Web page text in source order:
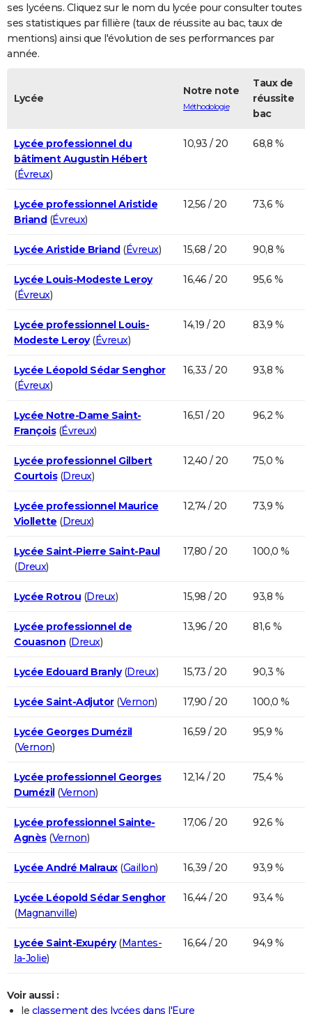
FORUM
Bricolage
Lifestyle
Culture
Television
Voyage
Cinema
ses lycéens. Cliquez sur le nom du lycée pour consulter toutes
ses statistiques par fillière (taux de réussite au bac, taux de
mentions) ainsi que l'évolution de ses performances par
année.
Lycée
Notre note
Méthodologie
Taux de
réussite
bac
Lycée professionnel du
bâtiment Augustin Hébert
(Évreux)
10,93 / 20 68,8 %
Lycée professionnel Aristide
Briand(Évreux)
12,56 / 20 73,6 %
Lycée Aristide Briand(Évreux) 15,68 / 20 90,8 %
Lycée Louis-Modeste Leroy
(Évreux)
16,46 / 20 95,6 %
Lycée professionnel Louis-
Modeste Leroy(Évreux)
14,19 / 20 83,9 %
Lycée Léopold Sédar Senghor
(Évreux)
16,33 / 20 93,8 %
Lycée Notre-Dame Saint-
François(Évreux)
16,51 / 20 96,2 %
Lycée professionnel Gilbert
Courtois(Dreux)
12,40 / 20 75,0 %
Lycée professionnel Maurice
Viollette (Dreux)
12,74 / 20 73,9 %
Lycée Saint-Pierre Saint-Paul
(Dreux)
17,80 / 20 100,0 %
Lycée Rotrou (Dreux) 15,98 / 20 93,8 %
Lycée professionnel de
Couasnon (Dreux)
13,96 / 20 81,6 %
Lycée Edouard Branly(Dreux) 15,73 / 20 90,3 %
Lycée Saint-Adjutor(Vernon) 17,90 / 20 100,0 %
Lycée Georges Dumézil
(Vernon)
16,59 / 20 95,9 %
Lycée professionnel Georges
Dumézil(Vernon)
12,14 / 20 75,4 %
Lycée professionnel Sainte-
Agnès(Vernon)
17,06 / 20 92,6 %
Lycée André Malraux(Gaillon) 16,39 / 20 93,9 %
Lycée Léopold Sédar Senghor
(Magnanville)
16,44 / 20 93,4 %
Lycée Saint-Exupéry(Mantes-
la-Jolie)
16,64 / 20 94,9 %
Voir aussi :
le classement des lycées dans l'Eure